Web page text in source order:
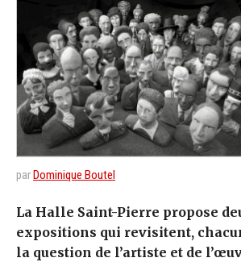
parDominique Boutel
La Halle Saint-Pierre propose
expositions qui revisitent,
la question de l’artiste et de